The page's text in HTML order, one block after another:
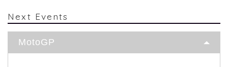
Next Events
MotoGP